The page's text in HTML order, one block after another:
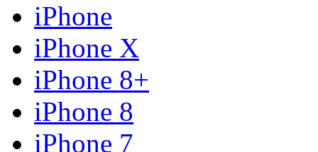
iPhone
iPhone X
iPhone 8+
iPhone 8
iPhone 7